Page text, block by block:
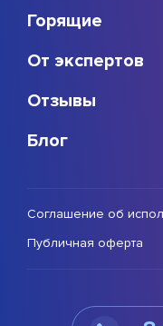
Горящие
От экспертов
Отзывы
Блог
Соглашение об
Публичная оферта